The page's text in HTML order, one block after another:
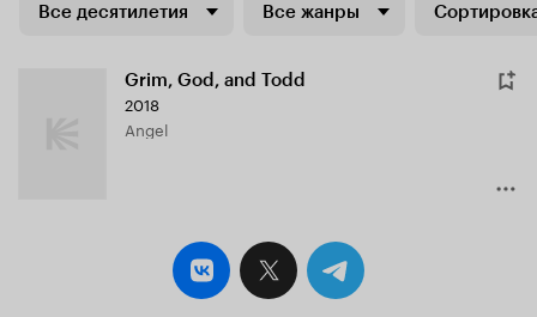
Все десятилетия Все жанры
Grim, God, and Todd
2018
Angel